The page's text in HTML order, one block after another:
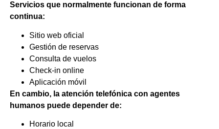
Servicios que normalmente funcionan de forma
continua:
Sitio web oficial
Gestión de reservas
Consulta de vuelos
Check-in online
Aplicación móvil
En cambio, la atención telefónica con agentes
humanos puede depender de:
Horario local